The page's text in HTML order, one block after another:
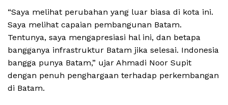
“Saya melihat perubahan yang luar biasa di kota ini.
Saya melihat capaian pembangunan Batam.
Tentunya, saya mengapresiasi hal ini, dan betapa
bangganya infrastruktur Batam jika selesai. Indonesia
bangga punya Batam,” ujar Ahmadi Noor Supit
dengan penuh penghargaan terhadap perkembangan
di Batam.